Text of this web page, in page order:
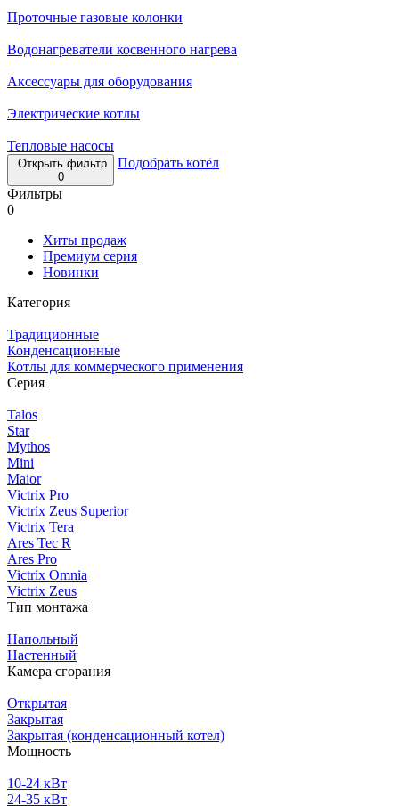
Проточные газовые колонки
Водонагреватели косвенного нагрева
Аксессуары для оборудования
Электрические котлы
Тепловые насосы
Открыть фильтр
0
Подобрать котёл
Фильтры
0
Хиты продаж
Премиум серия
Новинки
Категория
Традиционные
Конденсационные
Котлы для коммерческого применения
Серия
Talos
Star
Mythos
Mini
Maior
Victrix Pro
Victrix Zeus Superior
Victrix Tera
Ares Tec R
Ares Pro
Victrix Omnia
Victrix Zeus
Тип монтажа
Напольный
Настенный
Камера сгорания
Открытая
Закрытая
Закрытая (конденсационный котел)
Мощность
10-24 кВт
24-35 кВт